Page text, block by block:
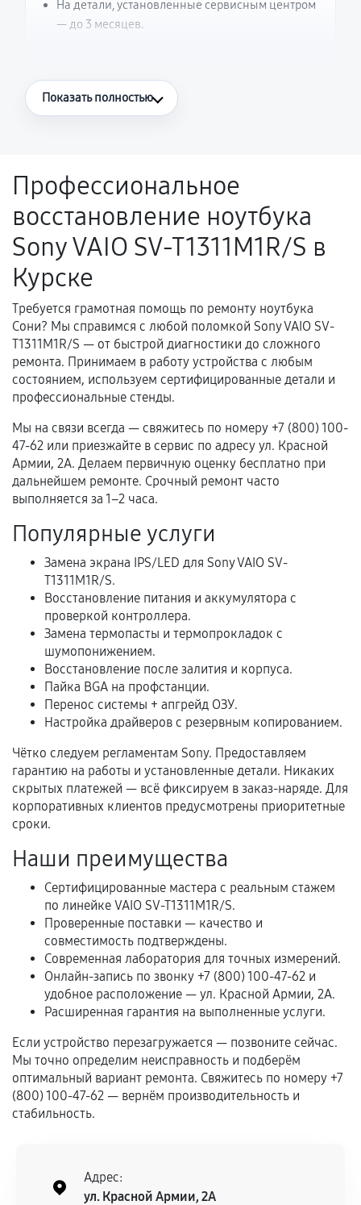
На детали, установленные сервисным центром
— до 3 месяцев.
Что считается гарантийным случаем
Поломка установленной детали при
нормальной эксплуатации в течение
гарантийного срока.
Несоответствие комплектующей заявленным
техническим характеристикам.
Документы для подтверждения
гарантии
Гарантийный талон.
Акт выполненных работ с датой, перечнем
услуг и сроком гарантии.
Документы на установленные комплектующие
и кассовый чек.
Расширенная гарантия
В некоторых случаях возможно оформление
расширенной гарантии. Стоимость, сроки и
условия продления согласовываются отдельно и
фиксируются в документах.
Когда гарантия не действует
Нарушение правил эксплуатации,
механические повреждения, попадание влаги,
перегрев, коррозия.
Самостоятельный ремонт или вмешательство
Естественный износ деталей, если иное не
Обращение после окончания гарантийного
срока.
Программные сбои, если это не указано в
отдельных условиях.
Если комплектующие куплены
самостоятельно
Гарантия на выполненные работы может
сохраняться полностью или частично, если
техническим параметрам и не имеют внешних
дефектов.
Показать полностью
Профессиональное
восстановление ноутбука
Sony VAIO SV-T1311M1R/S в
Курске
Требуется грамотная помощь по ремонту ноутбука
Сони? Мы справимся с любой поломкой Sony VAIO SV-
T1311M1R/S — от быстрой диагностики до сложного
ремонта. Принимаем в работу устройства с любым
состоянием, используем сертифицированные детали и
профессиональные стенды.
Мы на связи всегда — свяжитесь по номеру +7 (800) 100-
47-62 или приезжайте в сервис по адресу ул. Красной
Армии, 2А. Делаем первичную оценку бесплатно при
дальнейшем ремонте. Срочный ремонт часто
выполняется за 1–2 часа.
Популярные услуги
Замена экрана IPS/LED для Sony VAIO SV-
T1311M1R/S.
Восстановление питания и аккумулятора с
проверкой контроллера.
Замена термопасты и термопрокладок с
шумопонижением.
Восстановление после залития и корпуса.
Пайка BGA на профстанции.
Перенос системы + апгрейд ОЗУ.
Настройка драйверов с резервным копированием.
Чётко следуем регламентам Sony. Предоставляем
гарантию на работы и установленные детали. Никаких
скрытых платежей — всё фиксируем в заказ-наряде. Для
корпоративных клиентов предусмотрены приоритетные
сроки.
Наши преимущества
Сертифицированные мастера с реальным стажем
по линейке VAIO SV-T1311M1R/S.
Проверенные поставки — качество и
совместимость подтверждены.
Современная лаборатория для точных измерений.
Онлайн-запись по звонку +7 (800) 100-47-62 и
удобное расположение — ул. Красной Армии, 2А.
Расширенная гарантия на выполненные услуги.
Если устройство перезагружается — позвоните сейчас.
Мы точно определим неисправность и подберём
оптимальный вариант ремонта. Свяжитесь по номеру +7
(800) 100-47-62 — вернём производительность и
стабильность.
Адрес:
ул. Красной Армии, 2А